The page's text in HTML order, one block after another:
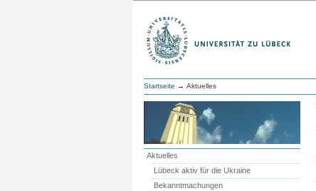
Startseite → Aktuelles
Aktuelles
Lübeck aktiv für die Ukraine
Bekanntmachungen